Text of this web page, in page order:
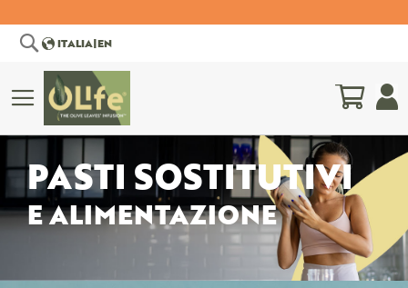
Search
ITALIA|EN
My Cart
SCIENTIFIC
COMMITTEE
BIBLIOGRAPHY
PASTI SOSTITUTIVI
E ALIMENTAZIONE